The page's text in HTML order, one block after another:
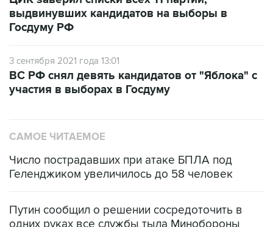
3 сентября 2021 года 13:01
участия в выборах в Госдуму
Число пострадавших при атаке БПЛА под
Путин сообщил о решении сосредоточить в